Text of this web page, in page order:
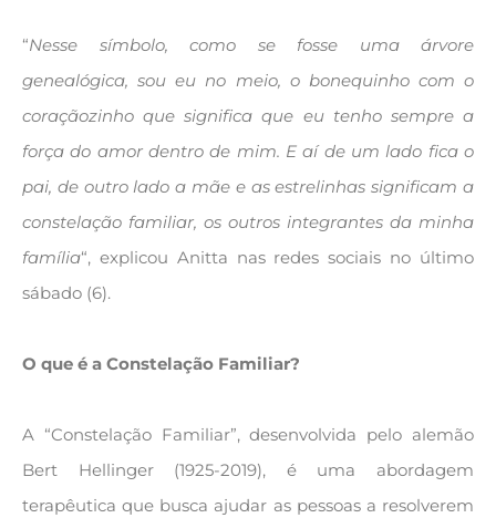
“Nesse símbolo, como se fosse uma árvore
genealógica, sou eu no meio, o bonequinho com o
coraçãozinho que significa que eu tenho sempre a
força do amor dentro de mim. E aí de um lado fica o
pai, de outro lado a mãe e as estrelinhas significam a
constelação familiar, os outros integrantes da minha
família“, explicou Anitta nas redes sociais no último
sábado (6).
O que é a Constelação Familiar?
A “Constelação Familiar”, desenvolvida pelo alemão
Bert Hellinger (1925-2019), é uma abordagem
terapêutica que busca ajudar as pessoas a resolverem